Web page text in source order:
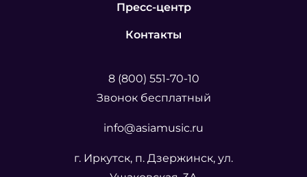
триплированная сеткой и ППУ, возможность
4. Для изготовления мягких элементов
используется цельный (а не склеенный из
кусков) пенополиуретан повышенной плотности,
долгий срок службы.
Пресс-центр
Контакты
8 (800) 551-70-10
Звонок бесплатный
info@asiamusic.ru
г. Иркутск, п. Дзержинск, ул.